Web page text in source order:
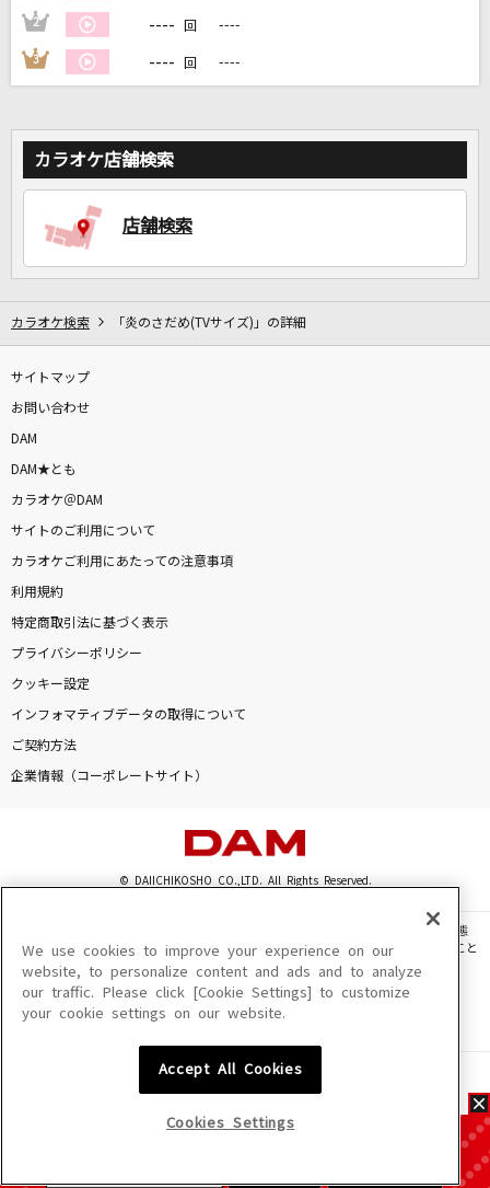
2 ---- 回 ----
3 ---- 回 ----
カラオケ店舗検索
店舗検索
カラオケ検索 「炎のさだめ(TVサイズ)」の詳細
サイトマップ
お問い合わせ
DAM
DAM★とも
カラオケ＠DAM
サイトのご利用について
カラオケご利用にあたっての注意事項
利用規約
特定商取引法に基づく表示
プライバシーポリシー
クッキー設定
インフォマティブデータの取得について
ご契約方法
企業情報（コーポレートサイト）
© DAIICHIKOSHO CO.,LTD. All Rights Reserved.
このサイトに掲載されている一切の文章・画像・写真・動画・音声等を、手段や形態
を問わず、著作権法の定める範囲を超えて無断で複製、転載、ファイル化などすること
を禁じます。
楽曲及びコンテンツは、機種によりご利用いただけない場合があります。
楽曲及びコンテンツの配信日、配信内容が変更になる場合があります。
We use cookies to improve your experience on our
website, to personalize content and ads and to analyze
our traffic. Please click [Cookie Settings] to customize
your cookie settings on our website.
Accept All Cookies
Cookies Settings